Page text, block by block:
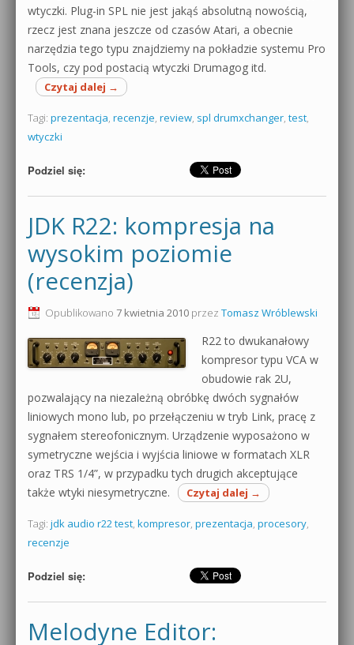
wtyczki. Plug-in SPL nie jest jakąś absolutną nowością,
rzecz jest znana jeszcze od czasów Atari, a obecnie
narzędzia tego typu znajdziemy na pokładzie systemu Pro
Tools, czy pod postacią wtyczki Drumagog itd.
Czytaj dalej →
Tagi: prezentacja, recenzje, review, spl drumxchanger, test,
wtyczki
Podziel się:
JDK R22: kompresja na
wysokim poziomie
(recenzja)
Opublikowano 7 kwietnia 2010 przez Tomasz Wróblewski
R22 to dwukanałowy
kompresor typu VCA w
obudowie rak 2U,
pozwalający na niezależną obróbkę dwóch sygnałów
liniowych mono lub, po przełączeniu w tryb Link, pracę z
sygnałem stereofonicznym. Urządzenie wyposażono w
symetryczne wejścia i wyjścia liniowe w formatach XLR
oraz TRS 1/4”, w przypadku tych drugich akceptujące
także wtyki niesymetryczne.
Czytaj dalej →
Tagi: jdk audio r22 test, kompresor, prezentacja, procesory,
recenzje
Podziel się:
Melodyne Editor: